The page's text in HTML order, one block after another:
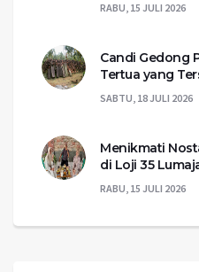
RABU, 15 JULI 2026
Candi Gedong
Tertua yang
SABTU, 18 JULI 2026
Menikmati
di Loji 35
RABU, 15 JULI 2026